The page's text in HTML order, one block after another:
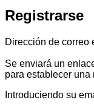
Registrarse
Dirección de correo
Se enviará un
para establecer una
Introduciendo su